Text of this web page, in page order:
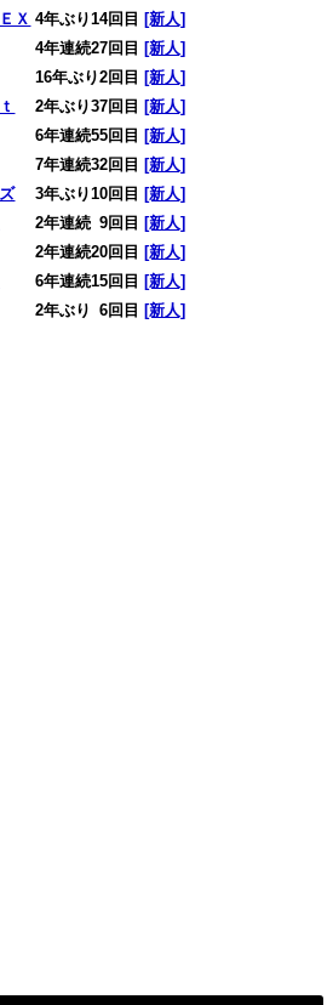
Ｘ 4年ぶり14回目[新人]
連続27回目[新人]
年ぶり2回目[新人]
2年ぶり37回目[新人]
年連続55回目[新人]
年連続32回目[新人]
3年ぶり10回目[新人]
2年連続 09回目[新人]
続20回目[新人]
6年連続15回目[新人]
ぶり 06回目[新人]